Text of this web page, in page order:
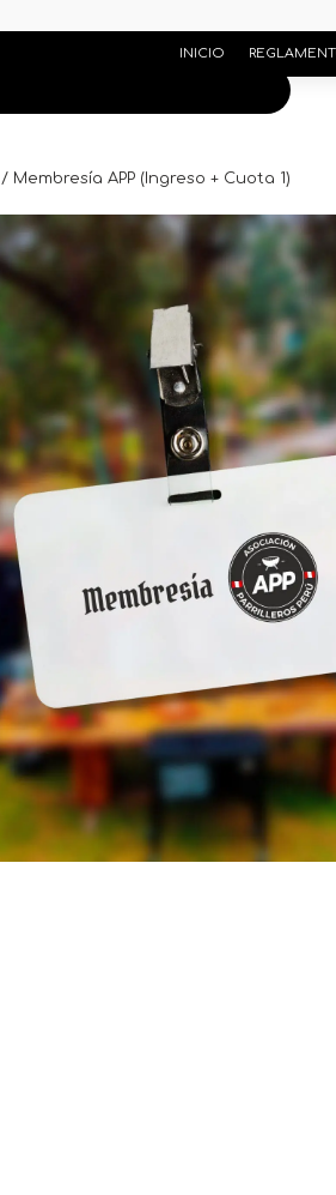
INICIO
/ Membresía APP (Ingreso + Cuota 1)